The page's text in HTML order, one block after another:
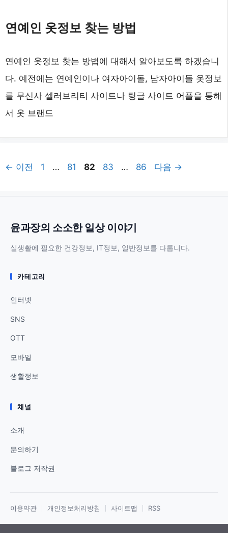
연예인 옷정보 찾는 방법
연예인 옷정보 찾는 방법에 대해서 알아보도록 하겠습니
다. 예전에는 연예인이나 여자아이돌, 남자아이돌 옷정보
를 무신사 셀러브리티 사이트나 팅글 사이트 어플을 통해
서 옷 브랜드
← 이전
페
1 …
페
81
페
82
페
83 …
페
86 다음 →
윤과장의 소소한 일상 이야기
실생활에 필요한 건강정보, IT정보, 일반정보를 다룹니다.
카테고리
인터넷
SNS
OTT
모바일
생활정보
채널
소개
문의하기
블로그 저작권
이용약관 개인정보처리방침 사이트맵 RSS